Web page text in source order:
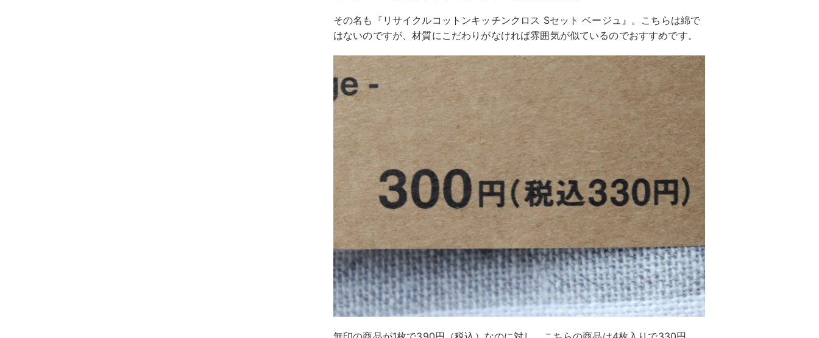
その名も『リサイクルコットンキッチンクロス Sセット ベージュ』。こちらは綿で
はないのですが、材質にこだわりがなければ雰囲気が似ているのでおすすめです。